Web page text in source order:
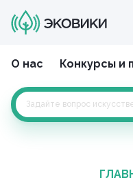
О нас Конкурсы и